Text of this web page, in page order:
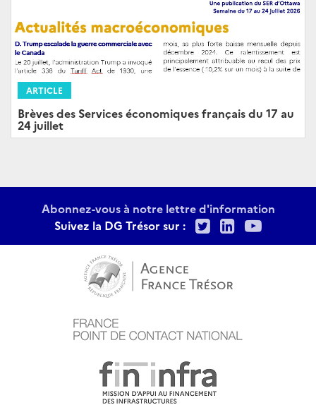
ARTICLE
Brèves des Services économiques français du 17 au
24 juillet
Abonnez-vous à notre lettre d'information
Suivez la DG Trésor sur :
TwitterLinkedIn